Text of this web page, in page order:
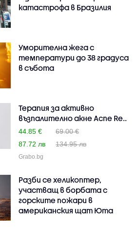
катастрофа в Бразилия
Уморителна жега с
температури до 38 градуса
в събота
Терапия за активно
възпалително акне Acne Re..
44.85 €
69.00 €
87.72 лв
134.95 лв
Grabo.bg
Разби се хеликоптер,
участващ в борбата с
горските пожари в
американския щат Юта